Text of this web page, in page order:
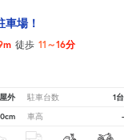
場！
徒歩 11～16分
屋外 駐車台数 1台
車高 -